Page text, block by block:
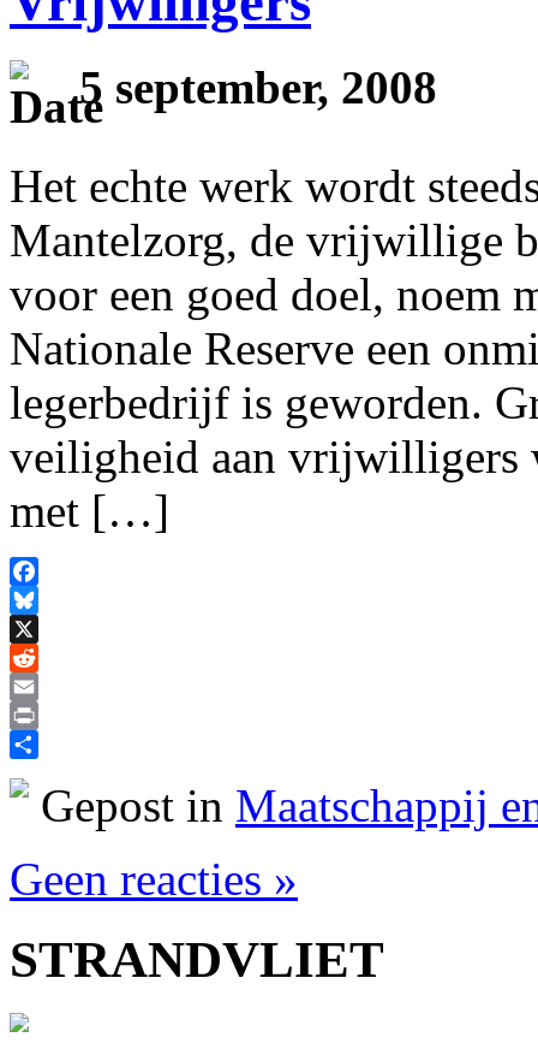
5 september, 2008
Het echte werk wordt
Mantelzorg, de vrijwillige
voor een goed doel, noem
Nationale Reserve een
legerbedrijf is geworden.
veiligheid aan vrijwilligers
met […]
Facebook
Bluesky
X
Reddit
Email
Print
Gepost in Maatschappij
Geen reacties »
STRANDVLIET